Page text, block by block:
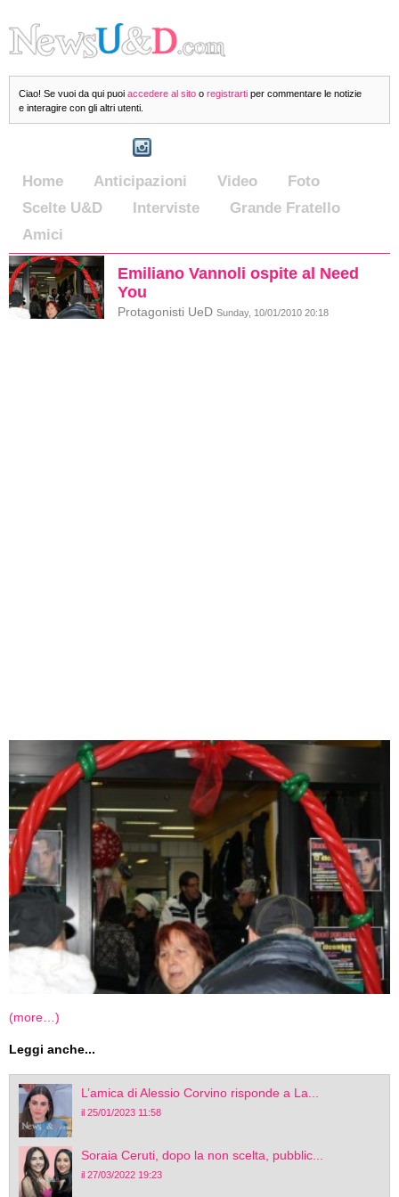
Ciao! Se vuoi da qui puoi accedere al sito o registrarti per commentare le notizie
e interagire con gli altri utenti.
Home Anticipazioni Video
Foto
Scelte U&D
Interviste
Grande Fratello
Amici
Emiliano Vannoli ospite al Need
You
Protagonisti UeD Sunday, 10/01/2010 20:18
(more…)
Leggi anche...
L’amica di Alessio Corvino risponde a La...
il 25/01/2023 11:58
Soraia Ceruti, dopo la non scelta, pubblic...
il 27/03/2022 19:23